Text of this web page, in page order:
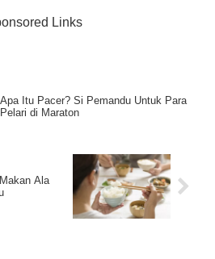
Links
Apa Itu Pacer? Si Pemandu Untuk Para
Pelari di Maraton
Ala